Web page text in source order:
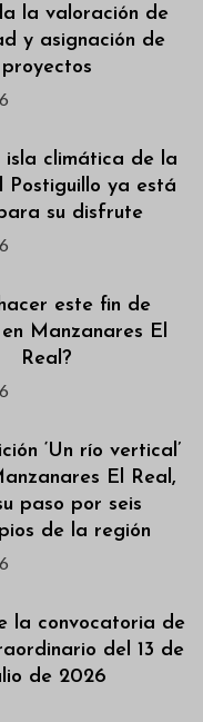
la valoración de
y asignación de
proyectos
isla climática de la
Postiguillo ya está
su disfrute
este fin de
Manzanares El
Real?
‘Un río vertical’
El Real,
paso por seis
de la región
la convocatoria de
del 13 de
de 2026